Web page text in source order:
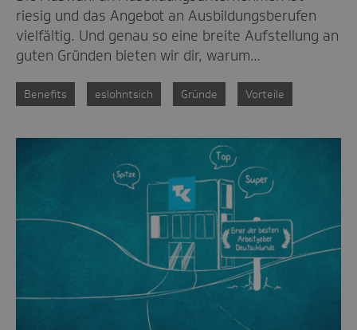
riesig und das Angebot an Ausbildungsberufen
vielfältig. Und genau so eine breite Aufstellung an
guten Gründen bieten wir dir, warum…
Benefits eslohntsich Gründe Vorteile